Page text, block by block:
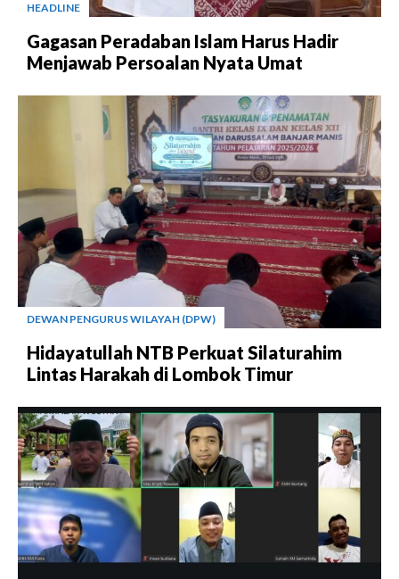
HEADLINE
Gagasan Peradaban Islam Harus Hadir
Menjawab Persoalan Nyata Umat
DEWAN PENGURUS WILAYAH (DPW)
Hidayatullah NTB Perkuat Silaturahim
Lintas Harakah di Lombok Timur